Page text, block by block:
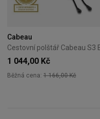
Cabeau
1 044,00 Kč
Běžná cena: 1 166,00 Kč